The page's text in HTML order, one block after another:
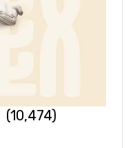
(10,474)